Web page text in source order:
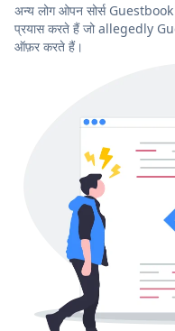
अन्य लोग ओपन सोर्स
प्रयास करते हैं जो allegedly
ऑफ़र करते हैं।